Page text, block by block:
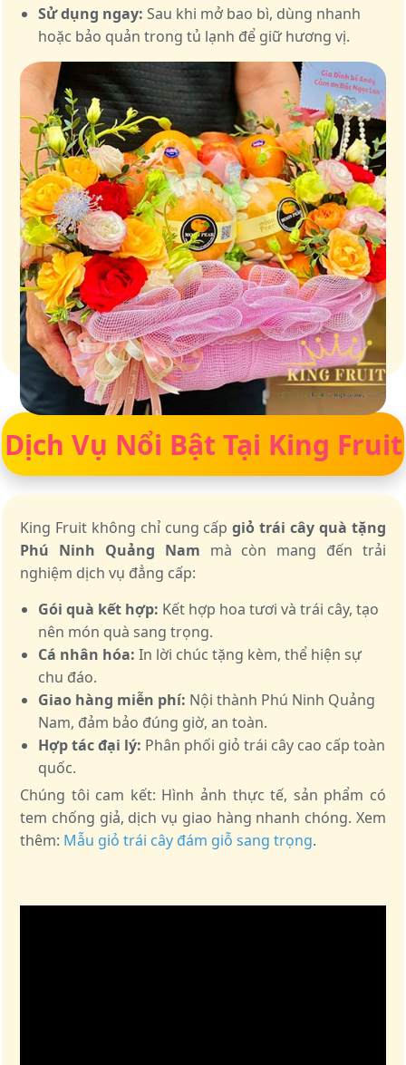
Sử dụng ngay: Sau khi mở bao bì, dùng nhanh
hoặc bảo quản trong tủ lạnh để giữ hương vị.
Giữ trọn vị ngọt của thiên nhiên
Dịch Vụ Nổi Bật Tại King Fruit
King Fruit không chỉ cung cấpgiỏ trái cây quà tặng
Phú Ninh Quảng Nam mà còn mang đến trải
nghiệm dịch vụ đẳng cấp:
Gói quà kết hợp: Kết hợp hoa tươi và trái cây, tạo
nên món quà sang trọng.
Cá nhân hóa: In lời chúc tặng kèm, thể hiện sự
chu đáo.
Giao hàng miễn phí: Nội thành Phú Ninh Quảng
Nam, đảm bảo đúng giờ, an toàn.
Hợp tác đại lý: Phân phối giỏ trái cây cao cấp toàn
quốc.
Chúng tôi cam kết: Hình ảnh thực tế, sản phẩm có
tem chống giả, dịch vụ giao hàng nhanh chóng. Xem
thêm: Mẫu giỏ trái cây đám giỗ sang trọng.